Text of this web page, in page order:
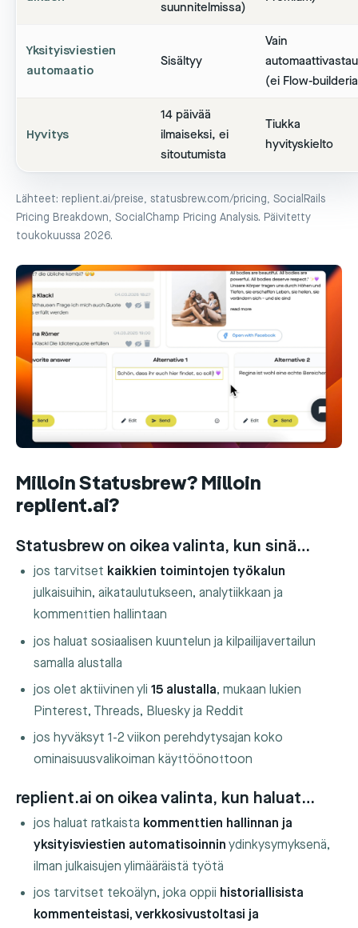
suunnitelmissa)
Yksityisviestien
automaatio
Sisältyy
Vain
(ei Flow-
Hyvitys
14 päivää
ilmaiseksi, ei
sitoutumista
Tiukka
hyvityskielto
Lähteet: replient.ai/preise, statusbrew.com/pricing, SocialRails
Pricing Breakdown, SocialChamp Pricing Analysis. Päivitetty
toukokuussa 2026.
Milloin Statusbrew? Milloin
replient.ai?
Statusbrew on oikea valinta, kun sinä…
jos tarvitset kaikkien toimintojen työkalun
julkaisuihin, aikataulutukseen, analytiikkaan ja
kommenttien hallintaan
jos haluat sosiaalisen kuuntelun ja kilpailijavertailun
samalla alustalla
jos olet aktiivinen yli15 alustalla, mukaan lukien
Pinterest, Threads, Bluesky ja Reddit
jos hyväksyt 1-2 viikon perehdytysajan koko
ominaisuusvalikoiman käyttöönottoon
replient.ai on oikea valinta, kun haluat…
jos haluat ratkaista kommenttien hallinnan ja
yksityisviestien automatisoinnin ydinkysymyksenä,
ilman julkaisujen ylimääräistä työtä
jos tarvitset tekoälyn, joka oppii historiallisista
kommenteistasi, verkkosivustoltasi ja